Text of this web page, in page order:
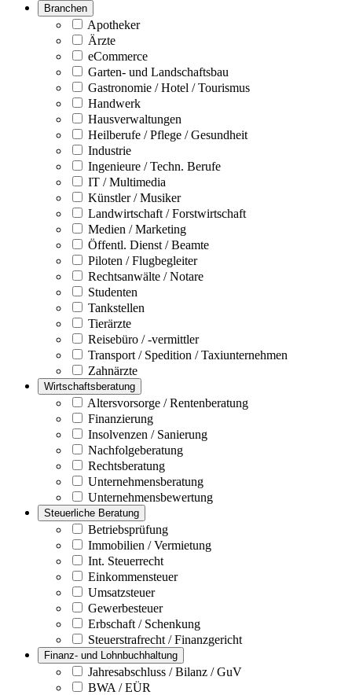
Branchen
Apotheker
Ärzte
eCommerce
Garten- und Landschaftsbau
Gastronomie / Hotel / Tourismus
Handwerk
Hausverwaltungen
Heilberufe / Pflege / Gesundheit
Industrie
Ingenieure / Techn. Berufe
IT / Multimedia
Künstler / Musiker
Landwirtschaft / Forstwirtschaft
Medien / Marketing
Öffentl. Dienst / Beamte
Piloten / Flugbegleiter
Rechtsanwälte / Notare
Studenten
Tankstellen
Tierärzte
Reisebüro / -vermittler
Transport / Spedition / Taxiunternehmen
Zahnärzte
Wirtschaftsberatung
Altersvorsorge / Rentenberatung
Finanzierung
Insolvenzen / Sanierung
Nachfolgeberatung
Rechtsberatung
Unternehmensberatung
Unternehmensbewertung
Steuerliche Beratung
Betriebsprüfung
Immobilien / Vermietung
Int. Steuerrecht
Einkommensteuer
Umsatzsteuer
Gewerbesteuer
Erbschaft / Schenkung
Steuerstrafrecht / Finanzgericht
Finanz- und Lohnbuchhaltung
Jahresabschluss / Bilanz / GuV
BWA / EÜR